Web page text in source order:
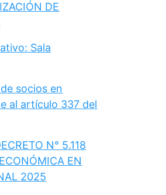
DE
Sala
socios en
al artículo 337 del
N° 5.118
EN
2025